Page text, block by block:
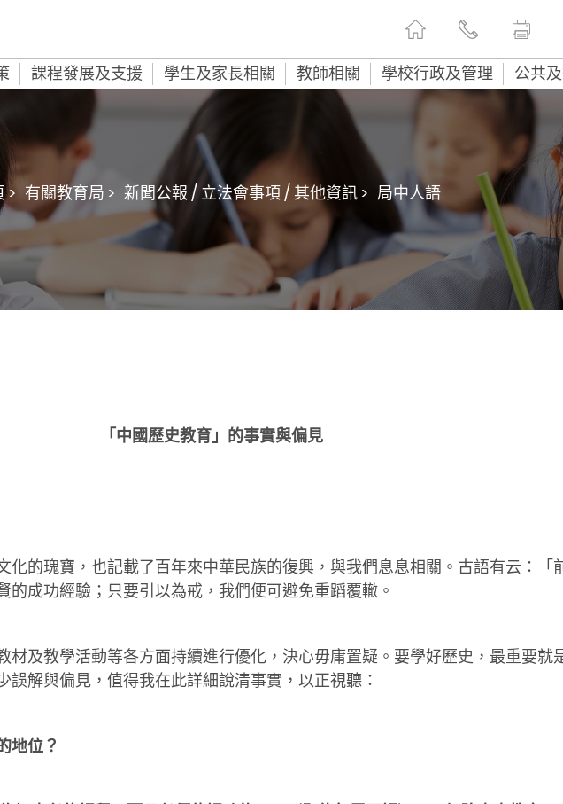
課程發展及支援 學生及家長相關 教師相關 學校行政及管理 公共
> 有關教育局 > 新聞公報 / 立法會事項 / 其他資訊 > 局中人語
「中國歷史教育」的事實與偏見
化的瑰寶，也記載了百年來中華民族的復興，與我們息息相關。古語有云：「
成功經驗；只要引以為戒，我們便可避免重蹈覆轍。
材及教學活動等各方面持續進行優化，決心毋庸置疑。要學好歷史，最重要就
解與偏見，值得我在此詳細說清事實，以正視聽：
地位？